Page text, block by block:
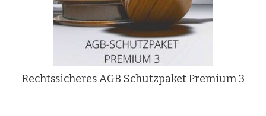
Rechtssicheres AGB Schutzpaket Premium 3